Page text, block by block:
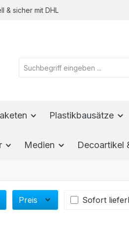
& sicher mit DHL
Plastikbausätze
Medien Decoartikel
Preis Sofort